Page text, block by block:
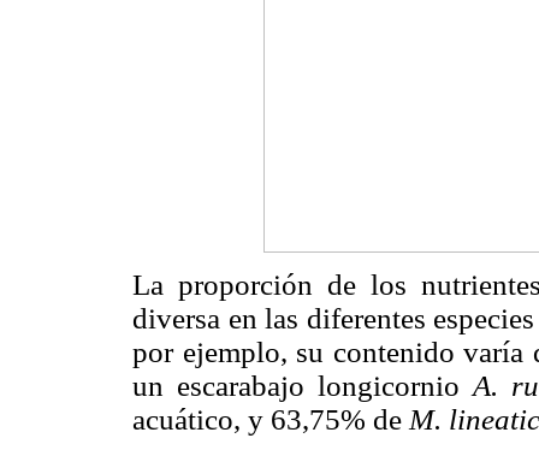
La proporción de los
diversa en las diferentes
por ejemplo, su contenido varía
un escarabajo longicornio A.
acuático, y 63,75% de M.